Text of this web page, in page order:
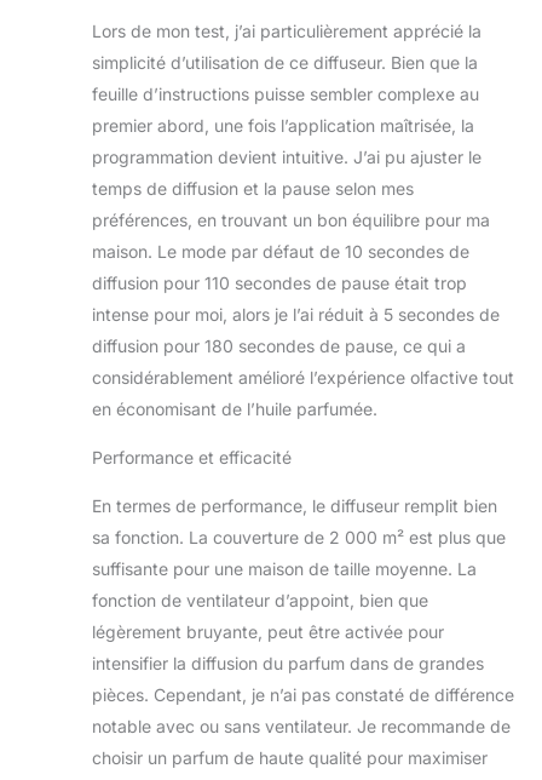
essentielles de lavande, de citron ou
tout arôme 360 huiles. Vous pouvez
également utiliser l'huile essentielle
JCLOUD qui est parfaite pour la
machine. Il peut fonctionner pendant
environ 30 jours dans la plus haute
qualité. La machine la rend parfaite
pour de nombreux scénarios, y
compris l'aromathérapie, les
logements d'affaires, l'utilisation à la
maison, le yoga, le spa, le camping et
les voyages. Les produits
internationaux ont des conditions
distinctes, sont vendus depuis
produits locaux, notamment en ce qui
concerne l'ajustement, la
produit, l'étiquetage ou les
instructions.
Lors de mon test, j’ai particulièrement apprécié la
simplicité d’utilisation de ce diffuseur. Bien que la
feuille d’instructions puisse sembler complexe au
premier abord, une fois l’application maîtrisée, la
programmation devient intuitive. J’ai pu ajuster le
temps de diffusion et la pause selon mes
préférences, en trouvant un bon équilibre pour ma
maison. Le mode par défaut de 10 secondes de
diffusion pour 110 secondes de pause était trop
intense pour moi, alors je l’ai réduit à 5 secondes de
diffusion pour 180 secondes de pause, ce qui a
considérablement amélioré l’expérience olfactive tout
en économisant de l’huile parfumée.
Performance et efficacité
En termes de performance, le diffuseur remplit bien
sa fonction. La couverture de 2 000 m² est plus que
suffisante pour une maison de taille moyenne. La
fonction de ventilateur d’appoint, bien que
légèrement bruyante, peut être activée pour
intensifier la diffusion du parfum dans de grandes
pièces. Cependant, je n’ai pas constaté de différence
notable avec ou sans ventilateur. Je recommande de
choisir un parfum de haute qualité pour maximiser